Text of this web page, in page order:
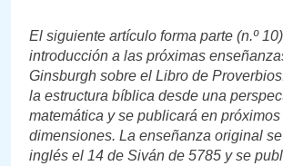
El siguiente artículo forma parte (n.º
introducción a las próximas
Ginsburgh sobre el Libro de
la estructura bíblica desde una
matemática y se publicará en
dimensiones. La enseñanza original
inglés el 14 de Siván de 5785 y se